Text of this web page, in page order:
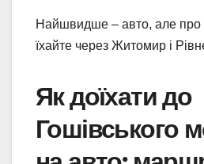
Найшвидше – авто, але про
їхайте через Житомир і
Як доїхати до
Гошівського